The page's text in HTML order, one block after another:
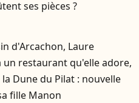
ses pièces ?
d'Arcachon, Laure
un restaurant qu'elle adore,
Dune du Pilat : nouvelle
fille Manon